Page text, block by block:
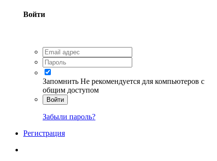
Войти
Запомнить Не рекомендуется для компьютеров с
общим доступом
Войти
Забыли пароль?
Регистрация